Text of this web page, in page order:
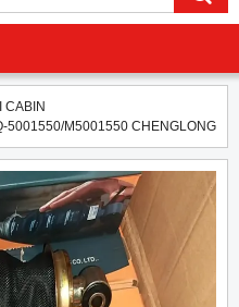
CABIN
5001550/M5001550 CHENGLONG